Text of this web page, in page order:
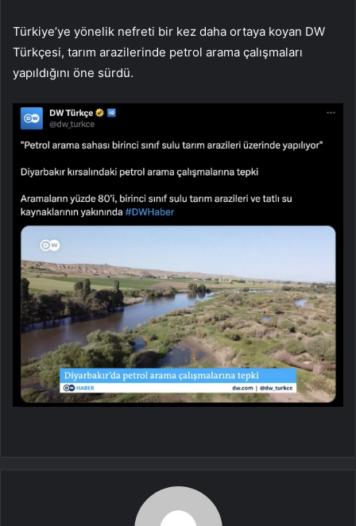
Türkiye’ye yönelik nefreti bir kez daha ortaya koyan DW
Türkçesi, tarım arazilerinde petrol arama çalışmaları
yapıldığını öne sürdü.